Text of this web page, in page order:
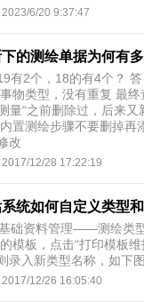
2023/6/20 9:37:47
的测绘单据为何有
有2个，18的有4个？
物类型，没有重复 最
量“之前删除过，后来
置测绘步骤不要删掉再
改
2017/12/28 17:22:19
统如何自定义类型
础资料管理——测绘类
模板，点击“打印模板维
录入新类型名称，如下
2017/12/26 16:05:40